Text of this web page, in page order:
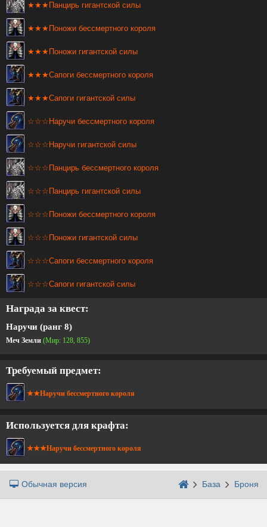
★★★Панцирь гигантской силы
★★★Поножи бессмертного короля
★★★Поножи гигантской силы
★★★Сапоги бессмертного короля
★★★Сапоги гигантской силы
☆☆☆Наручи бессмертного короля
☆☆☆Наручи гигантской силы
☆☆☆Панцирь бессмертного короля
☆☆☆Панцирь гигантской силы
☆☆☆Поножи бессмертного короля
☆☆☆Поножи гигантской силы
☆☆☆Сапоги бессмертного короля
☆☆☆Сапоги гигантской силы
Награда за квест:
Наручи (ранг 8)
Меч Земли (Мир: 128, 855)
Требуемый предмет:
★★Наручи бессмертного короля
Используется для крафта:
★★★Наручи бессмертного короля
Обычная версия База Броня